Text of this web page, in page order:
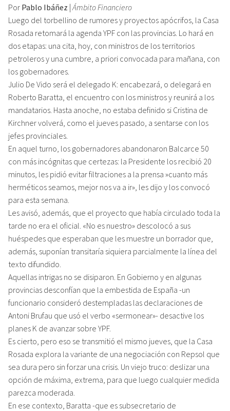
Por Pablo Ibáñez | Ámbito Financiero
Luego del torbellino de rumores y proyectos apócrifos, la Casa
Rosada retomará la agenda YPF con las provincias. Lo hará en
dos etapas: una cita, hoy, con ministros de los territorios
petroleros y una cumbre, a priori convocada para mañana, con
los gobernadores.
Julio De Vido será el delegado K: encabezará, o delegará en
Roberto Baratta, el encuentro con los ministros y reunirá a los
mandatarios. Hasta anoche, no estaba definido si Cristina de
Kirchner volverá, como el jueves pasado, a sentarse con los
jefes provinciales.
En aquel turno, los gobernadores abandonaron Balcarce 50
con más incógnitas que certezas: la Presidente los recibió 20
minutos, les pidió evitar filtraciones a la prensa »cuanto más
herméticos seamos, mejor nos va a ir», les dijo y los convocó
para esta semana.
Les avisó, además, que el proyecto que había circulado toda la
tarde no era el oficial. «No es nuestro» descolocó a sus
huéspedes que esperaban que les muestre un borrador que,
además, suponían transitaría siquiera parcialmente la línea del
texto difundido.
Aquellas intrigas no se disiparon. En Gobierno y en algunas
provincias desconfían que la embestida de España -un
funcionario consideró destempladas las declaraciones de
Antoni Brufau que usó el verbo «sermonear»- desactive los
planes K de avanzar sobre YPF.
Es cierto, pero eso se transmitió el mismo jueves, que la Casa
Rosada explora la variante de una negociación con Repsol que
sea dura pero sin forzar una crisis. Un viejo truco: deslizar una
opción de máxima, extrema, para que luego cualquier medida
parezca moderada.
En ese contexto, Baratta -que es subsecretario de